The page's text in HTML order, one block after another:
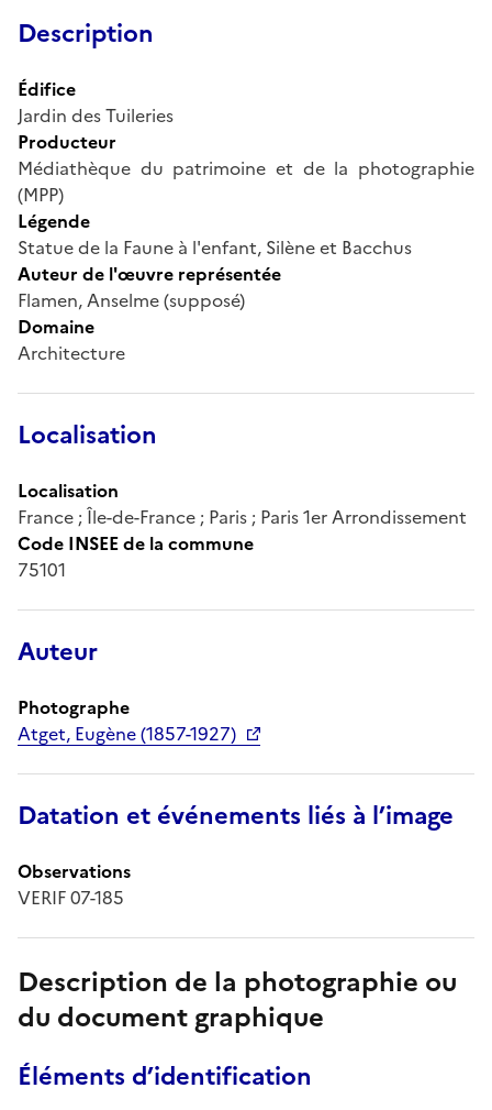
Description
Édifice
Jardin des Tuileries
Producteur
Médiathèque du patrimoine et de la photographie
(MPP)
Légende
Statue de la Faune à l'enfant, Silène et Bacchus
Auteur de l'œuvre représentée
Flamen, Anselme (supposé)
Domaine
Architecture
Localisation
Localisation
France ; Île-de-France ; Paris ; Paris 1er Arrondissement
Code INSEE de la commune
75101
Auteur
Photographe
Atget, Eugène (1857-1927)
Datation et événements liés à l’image
Observations
VERIF 07-185
Description de la photographie ou
du document graphique
Éléments d’identification